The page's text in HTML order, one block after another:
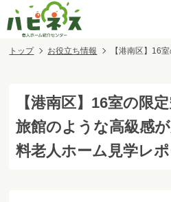
トップ お役立ち情報 【港南区】16
【港南区】16室の限
旅館のような高級感
料老人ホーム見学レポ